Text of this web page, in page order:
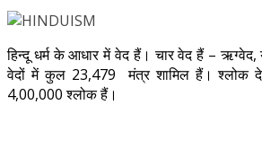
हिन्दू धर्म के आधार में वेद हैं। चार वेद हैं – ऋग्वेद,
वेदों में कुल 23,479 मंत्र शामिल हैं। श्लोक
4,00,000 श्लोक हैं।